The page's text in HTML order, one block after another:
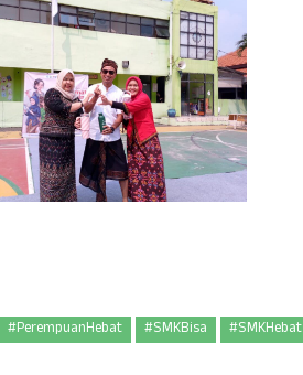
#PerempuanHebat #SMKBisa #SMKHebat